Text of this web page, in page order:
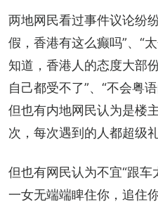
两地网民看过事件议论纷
假，香港有这么癫吗”、“
知道，香港人的态度大部
自己都受不了”、“不会粤
但也有内地网民认为是楼
次，每次遇到的人都超级
但也有网民认为不宜“跟车
一女无端端睥住你，追住